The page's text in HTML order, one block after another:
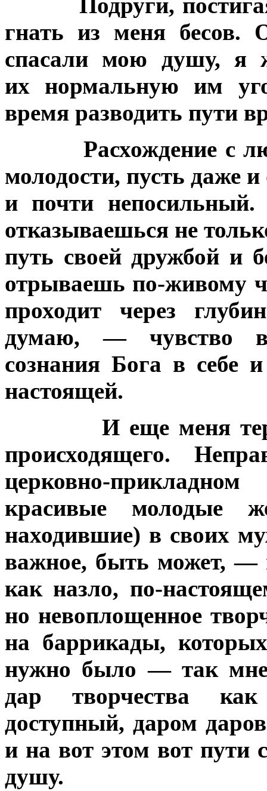
гнать из меня бесов.
спасали мою душу, я
их нормальную им
время разводить пути
Расхождение с
молодости, пусть даже
и почти
отказываешься не
путь своей дружбой и
отрываешь по-живому
проходит через
думаю, — чувство
сознания Бога в себе
настоящей.
И еще меня
происходящего.
церковно-
красивые молодые
находившие) в своих
важное, быть может, —
как назло, по-
но невоплощенное
на баррикады,
нужно было — так мне
дар творчества
доступный, даром
и на вот этом вот пути
душу.